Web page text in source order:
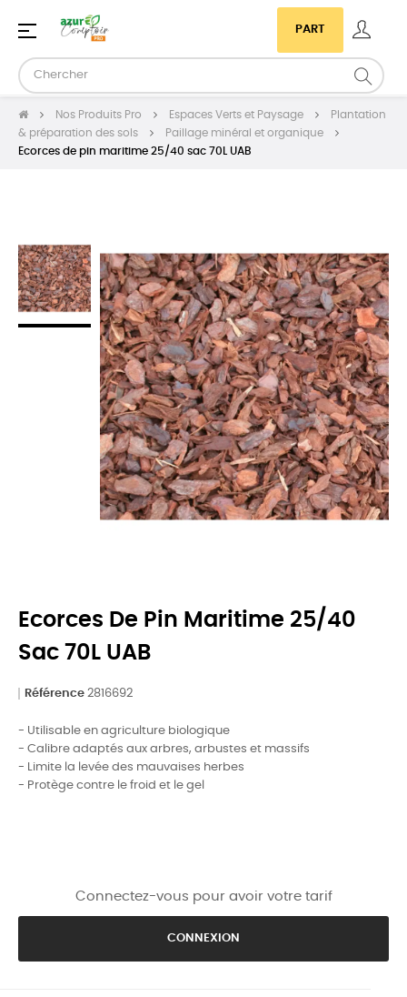
PART
Basculer
navigation
☰
Nos Produits Pro Espaces Verts et Paysage
Plantation
& préparation des sols
Paillage minéral et organique
Ecorces de pin maritime 25/40 sac 70L UAB
Ecorces De Pin Maritime 25/40
Sac 70L UAB
Référence 2816692
- Utilisable en agriculture biologique
- Calibre adaptés aux arbres, arbustes et massifs
- Limite la levée des mauvaises herbes
- Protège contre le froid et le gel
Connectez-vous pour avoir votre tarif
CONNEXION